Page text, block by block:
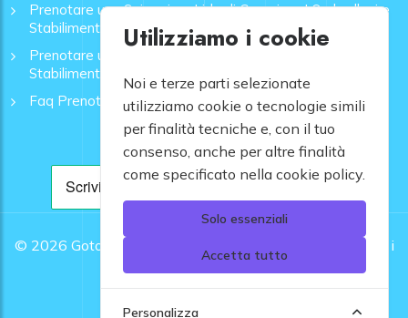
Prenotare una Spiaggia a Lido di Camaiore | Ombrelloni e
Stabilimenti - GoToMare
Prenotare una Spiaggia a Rapallo | Ombrelloni e
Stabilimenti - GoToMare
Faq Prenotazione Spiagge
© 2026 Gotomare srl - Partita IVA 12948810960 .
Tutti i
diritti riservati.
Utilizziamo i cookie
Noi e terze parti selezionate
utilizziamo cookie o tecnologie simili
per finalità tecniche e, con il tuo
consenso, anche per altre finalità
come specificato nella cookie policy.
Solo essenziali
Accetta tutto
Personalizza